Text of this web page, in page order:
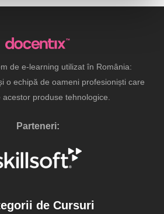
de e-learning utilizat în România:
o echipă de oameni profesioniști care
produse tehnologice.
Parteneri:
de Cursuri